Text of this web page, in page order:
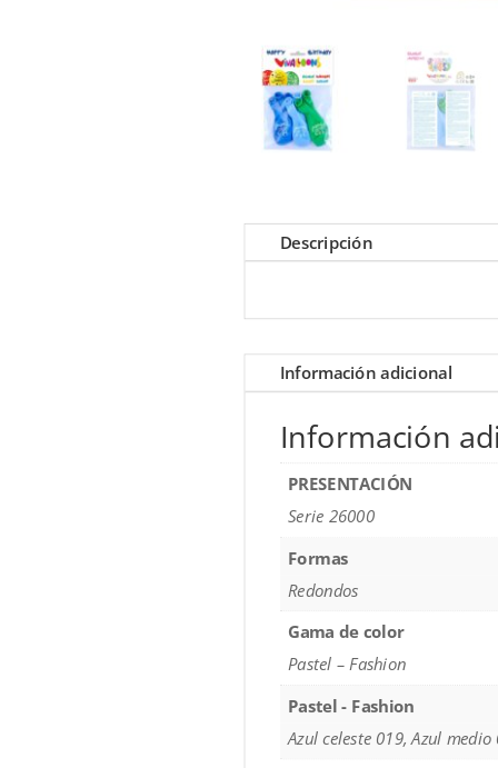
Descripción
Información adicional
Información
PRESENTACIÓN
Serie 26000
Formas
Redondos
Gama de color
Pastel – Fashion
Pastel - Fashion
Azul celeste 019, Azul